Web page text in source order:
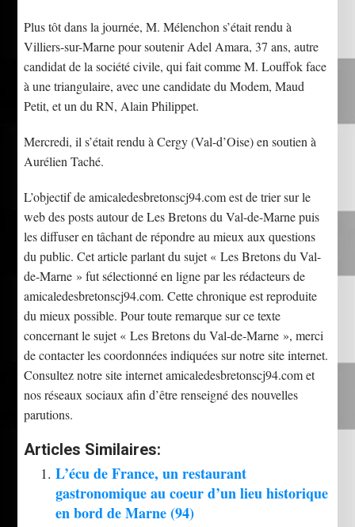
Plus tôt dans la journée, M. Mélenchon s’était rendu à
Villiers-sur-Marne pour soutenir Adel Amara, 37 ans, autre
candidat de la société civile, qui fait comme M. Louffok face
à une triangulaire, avec une candidate du Modem, Maud
Petit, et un du RN, Alain Philippet.
Mercredi, il s’était rendu à Cergy (Val-d’Oise) en soutien à
Aurélien Taché.
L’objectif de amicaledesbretonscj94.com est de trier sur le
web des posts autour de Les Bretons du Val-de-Marne puis
les diffuser en tâchant de répondre au mieux aux questions
du public. Cet article parlant du sujet « Les Bretons du Val-
de-Marne » fut sélectionné en ligne par les rédacteurs de
amicaledesbretonscj94.com. Cette chronique est reproduite
du mieux possible. Pour toute remarque sur ce texte
concernant le sujet « Les Bretons du Val-de-Marne », merci
de contacter les coordonnées indiquées sur notre site internet.
Consultez notre site internet amicaledesbretonscj94.com et
nos réseaux sociaux afin d’être renseigné des nouvelles
parutions.
Articles Similaires:
L’écu de France, un restaurant
gastronomique au coeur d’un lieu historique
en bord de Marne (94)